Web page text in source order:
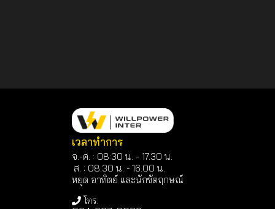
เวลาทำการ
จ.-ศ. : 08:30 น. - 17.30 น.
ส. : 08.30 น. - 16.00 น.
หยุด อาทิตย์ และนักขัตฤกษณ์
โทร.